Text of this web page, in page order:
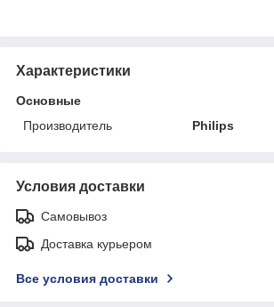
Характеристики
Основные
Производитель
Philips
Условия доставки
Самовывоз
Доставка курьером
Все условия доставки